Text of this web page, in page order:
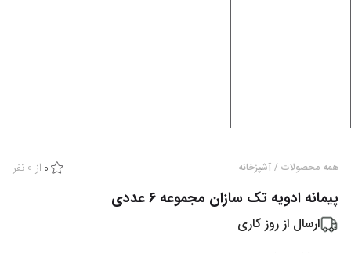
همه محصولات / آشپزخانه 0 از 0 نفر
پیمانه ادویه تک سازان مجموعه 6 عددی
ارسال از روز کاری